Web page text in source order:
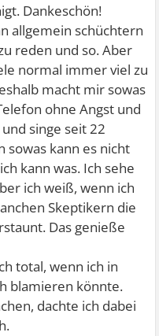
Dankeschön!
allgemein schüchtern
reden und so. Aber
normal immer viel zu
macht mir sowas
ohne Angst und
singe seit 22
sowas kann es nicht
kann was. Ich sehe
ich weiß, wenn ich
Skeptikern die
Das genieße
total, wenn ich in
blamieren könnte.
dachte ich dabei